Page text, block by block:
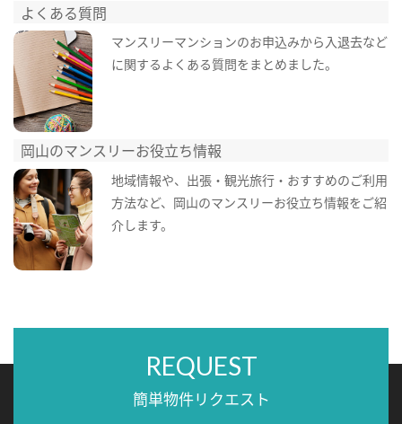
よくある質問
マンスリーマンションのお申込みから入退去など
に関するよくある質問をまとめました。
岡山のマンスリーお役立ち情報
地域情報や、出張・観光旅行・おすすめのご利用
方法など、岡山のマンスリーお役立ち情報をご紹
介します。
REQUEST
簡単物件リクエスト